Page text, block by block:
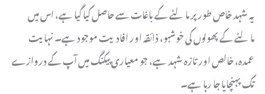
یہ شہد خاص طور پر مالٹے کے باغات سے حاصل کیا گیا ہے، اس میں
مالٹے کے پھولوں کی خوشبو، ذائقہ اور افادیت موجود ہے۔ نہایت
عمدہ، خالص اور تازہ شہد ہے، جو معیاری پیکنگ میں آپ کے دروازے
تک پہنچایا جا رہا ہے۔